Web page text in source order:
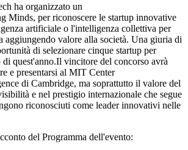
ha organizzato un
Minds, per riconoscere le startup innovative
artificiale o l'intelligenza collettiva per
aggiungendo valore alla società. Una giuria di
di selezionare cinque startup per
di quest'anno.Il vincitore del concorso avrà
e presentarsi al MIT Center
di Cambridge, ma soprattutto il valore del
e nel prestigio internazionale che segue
riconosciuti come leader innovativi nelle
del Programma dell'evento: